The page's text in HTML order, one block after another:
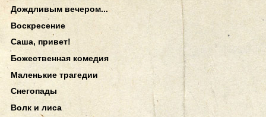
Дождливым вечером...
Воскресение
Саша, привет!
Божественная комедия
Маленькие трагедии
Снегопады
Волк и лиса